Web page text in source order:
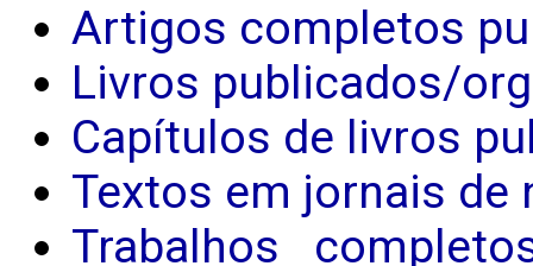
Artigos completos
Livros publicados/
Capítulos de livros
Textos em jornais
Trabalhos